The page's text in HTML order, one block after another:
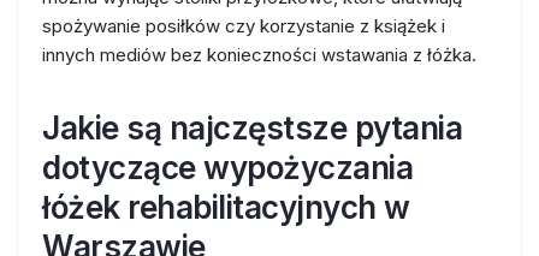
spożywanie posiłków czy korzystanie z książek i
innych mediów bez konieczności wstawania z łóżka.
Jakie są najczęstsze pytania
dotyczące wypożyczania
łóżek rehabilitacyjnych w
Warszawie